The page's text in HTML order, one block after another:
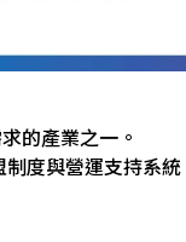
的產業之一。
度與營運支持系